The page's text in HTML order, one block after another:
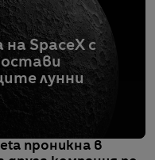
SpaceX с
лунни
проникна в